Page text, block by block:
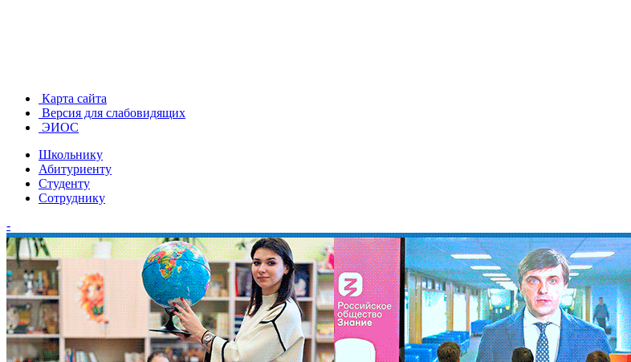
Карта сайта
Версия для слабовидящих
ЭИОС
Школьнику
Абитуриенту
Студенту
Сотруднику
-